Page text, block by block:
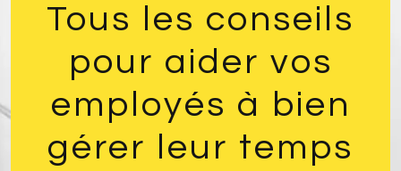
Tous les conseils
pour aider vos
employés à bien
gérer leur temps